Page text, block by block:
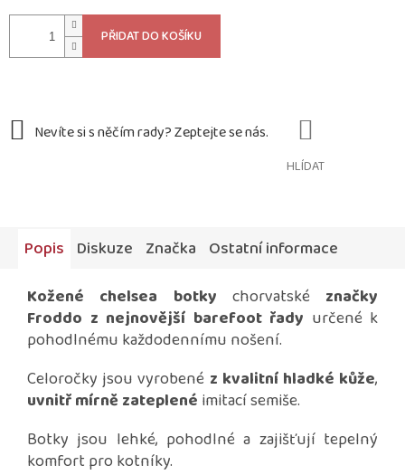
PŘIDAT DO KOŠÍKU
HLÍDAT
Popis Diskuze Značka Ostatní informace
Kožené chelsea botky chorvatské značky
Froddo z nejnovější barefoot řady určené k
pohodlnému každodennímu nošení.
Celoročky jsou vyrobené z kvalitní hladké kůže,
uvnitř mírně zateplené imitací semiše.
Botky jsou lehké, pohodlné a zajišťují tepelný
komfort pro kotníky.